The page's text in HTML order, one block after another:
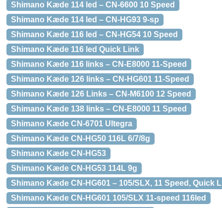
Shimano Kæde 114 led – CN-6600 10 Speed
Shimano Kæde 114 led – CN-HG93 9-sp
Shimano Kæde 116 led – CN-HG54 10 Speed
Shimano Kæde 116 led Quick Link
Shimano Kæde 116 links – CN-E8000 11-Speed
Shimano Kæde 126 links – CN-HG601 11-Speed
Shimano Kæde 126 Links – CN-M6100 12 Speed
Shimano Kæde 138 links – CN-E8000 11 Speed
Shimano Kæde CN-6701 Ultegra
Shimano Kæde CN-HG50 116L 6/7/8g
Shimano Kæde CN-HG53
Shimano Kæde CN-HG53 114L 9g
Shimano Kæde CN-HG601 – 105/SLX, 11 Speed, Quick
Shimano Kæde CN-HG601 105/SLX 11-speed 116led